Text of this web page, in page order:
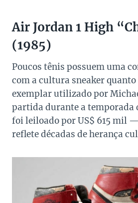
Air Jordan 1 High
(1985)
Poucos tênis possuem uma
com a cultura sneaker quanto
exemplar utilizado por
partida durante a temporada
foi leiloado por US$ 615 mil
reflete décadas de herança